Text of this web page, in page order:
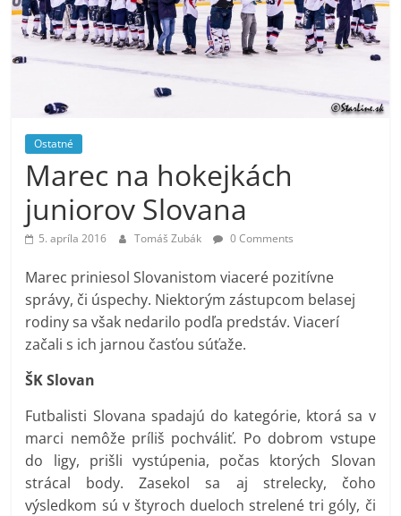
Ostatné
Marec na hokejkách
juniorov Slovana
5. apríla 2016 Tomáš Zubák 0 Comments
Marec priniesol Slovanistom viaceré pozitívne
správy, či úspechy. Niektorým zástupcom belasej
rodiny sa však nedarilo podľa predstáv. Viacerí
začali s ich jarnou časťou súťaže.
ŠK Slovan
Futbalisti Slovana spadajú do kategórie, ktorá sa v
marci nemôže príliš pochváliť. Po dobrom vstupe
do ligy, prišli vystúpenia, počas ktorých Slovan
strácal body. Zasekol sa aj strelecky, čoho
výsledkom sú v štyroch dueloch strelené tri góly, či